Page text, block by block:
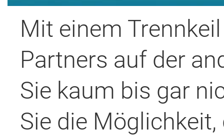
Mit einem
Partners auf der
Sie kaum bis gar
Sie die